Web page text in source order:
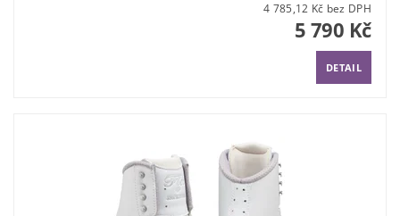
4 785,12 Kč bez DPH
5 790 Kč
DETAIL